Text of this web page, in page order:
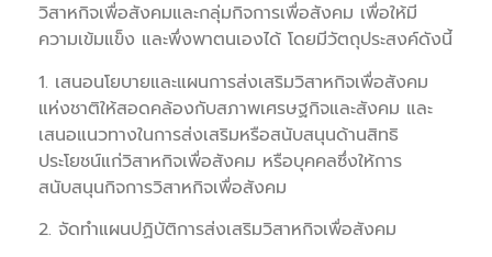
วิสาหกิจเพื่อสังคมและกลุ่มกิจการเพื่อสังคม เพื่อให้มี
ความเข้มแข็ง และพึ่งพาตนเองได้ โดยมีวัตถุประสงค์ดังนี้
1. เสนอนโยบายและแผนการส่งเสริมวิสาหกิจเพื่อสังคม
แห่งชาติให้สอดคล้องกับสภาพเศรษฐกิจและสังคม และ
เสนอแนวทางในการส่งเสริมหรือสนับสนุนด้านสิทธิ
ประโยชน์แก่วิสาหกิจเพื่อสังคม หรือบุคคลซึ่งให้การ
สนับสนุนกิจการวิสาหกิจเพื่อสังคม
2. จัดทำแผนปฏิบัติการส่งเสริมวิสาหกิจเพื่อสังคม